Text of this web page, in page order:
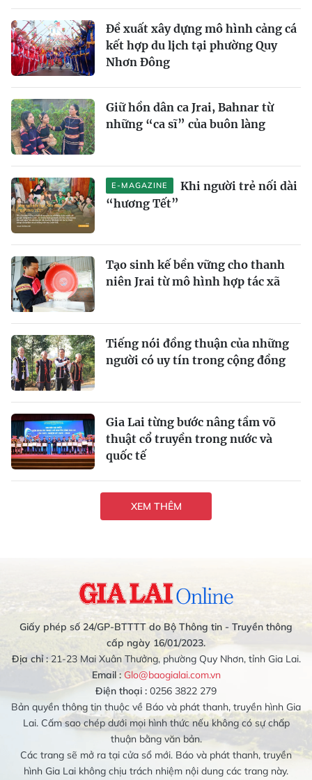
Đề xuất xây dựng mô hình cảng cá
kết hợp du lịch tại phường Quy
Nhơn Đông
Giữ hồn dân ca Jrai, Bahnar từ
những “ca sĩ” của buôn làng
E-MAGAZINE
Khi người trẻ nối dài
“hương Tết”
Tạo sinh kế bền vững cho thanh
niên Jrai từ mô hình hợp tác xã
Tiếng nói đồng thuận của những
người có uy tín trong cộng đồng
Gia Lai từng bước nâng tầm võ
thuật cổ truyền trong nước và
quốc tế
XEM THÊM
Giấy phép số 24/GP-BTTTT do Bộ Thông tin - Truyền thông
cấp ngày 16/01/2023.
Địa chỉ :21-23 Mai Xuân Thưởng, phường Quy Nhơn, tỉnh Gia Lai.
Email : Glo@baogialai.com.vn
Điện thoại : 0256 3822 279
Bản quyền thông tin thuộc về Báo và phát thanh, truyền hình Gia
Lai. Cấm sao chép dưới mọi hình thức nếu không có sự chấp
thuận bằng văn bản.
Các trang sẽ mở ra tại cửa sổ mới. Báo và phát thanh, truyền
hình Gia Lai không chịu trách nhiệm nội dung các trang này.